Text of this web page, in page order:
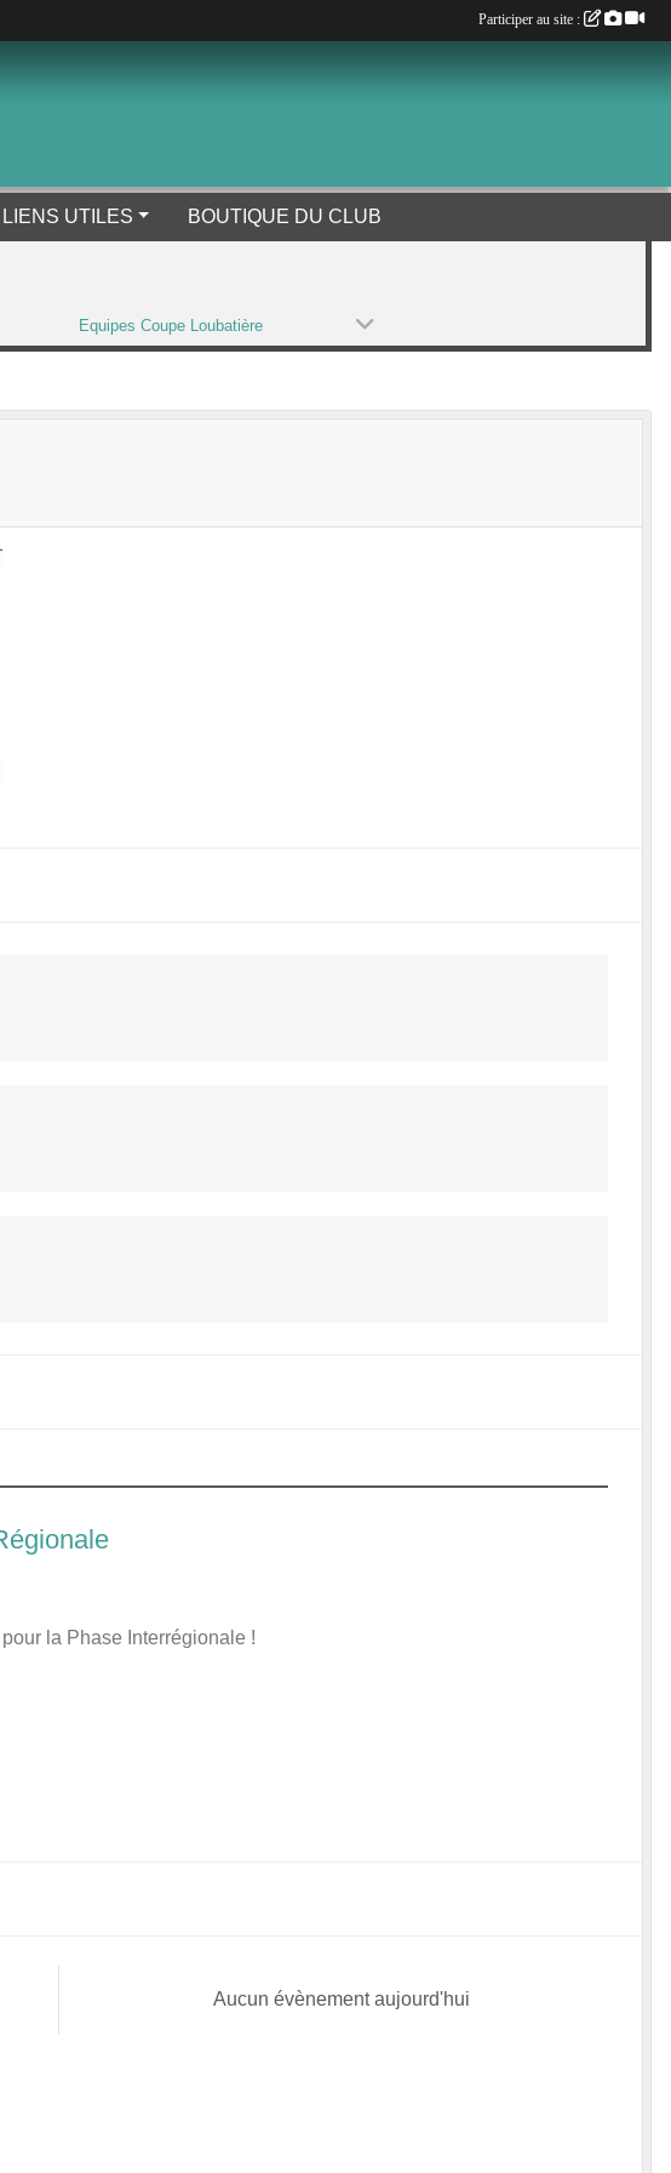
LIENS UTILES BOUTIQUE DU CLUB
Equipes Coupe Loubatière
la Phase Interrégionale !
Aucun évènement aujourd'hui
Participer au site :